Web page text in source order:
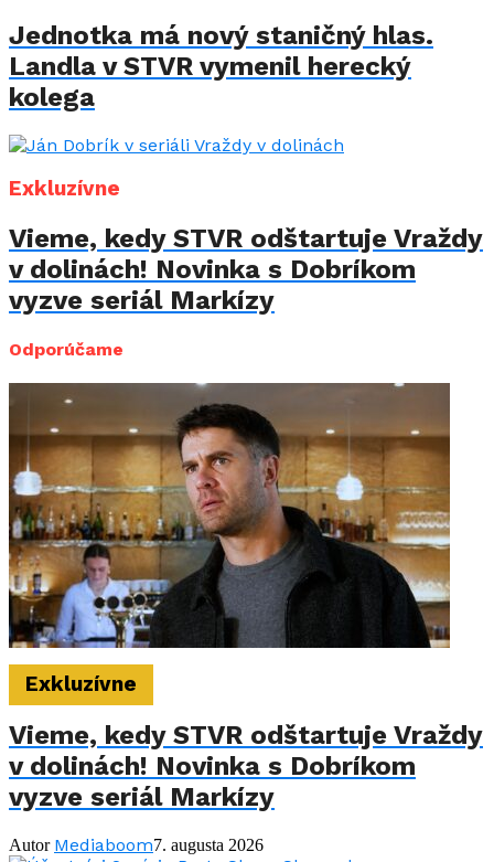
Jednotka má nový staničný hlas.
Landla v STVR vymenil herecký
kolega
Exkluzívne
Vieme, kedy STVR odštartuje Vraždy
v dolinách! Novinka s Dobríkom
vyzve seriál Markízy
Odporúčame
Exkluzívne
Vieme, kedy STVR odštartuje Vraždy
v dolinách! Novinka s Dobríkom
vyzve seriál Markízy
Autor Mediaboom7. augusta 2026